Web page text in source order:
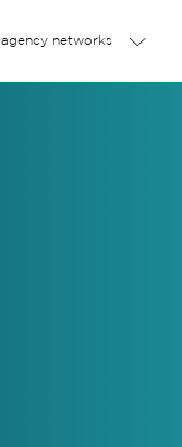
agency networks